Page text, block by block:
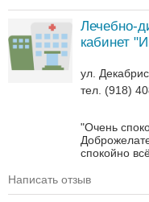
Лечебно-
кабинет
ул.
тел. (918)
"Очень
спокойно
Написать отзыв